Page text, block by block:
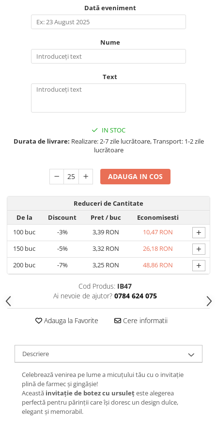
Dată eveniment
Nume
Text
IN STOC
Durata de livrare: Realizare: 2-7 zile lucrătoare, Transport: 1-2 zile
lucrătoare
ADAUGA IN COS
Reduceri de Cantitate
De la
Discount Pret/ buc
Economisesti
100 buc -3% 3,39 RON 10,47 RON +
150 buc -5% 3,32 RON 26,18 RON +
200 buc -7% 3,25 RON 48,86 RON +
Cod Produs: IB47
Ai nevoie de ajutor? 0784 624 075
Adauga la Favorite Cere informatii
Descriere
Celebrează venirea pe lume a micuțului tău cu o invitație
plină de farmec și gingășie!
Această invitație de botez cu ursulețeste alegerea
perfectă pentru părinții care își doresc un design dulce,
elegant și memorabil.